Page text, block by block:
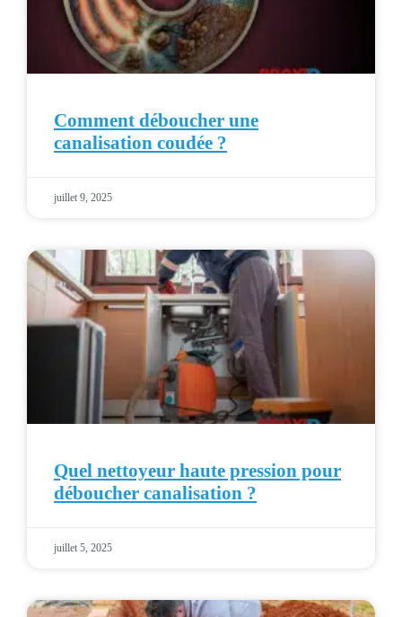
Comment déboucher une
canalisation coudée ?
juillet 9, 2025
Quel nettoyeur haute pression pour
déboucher canalisation ?
juillet 5, 2025